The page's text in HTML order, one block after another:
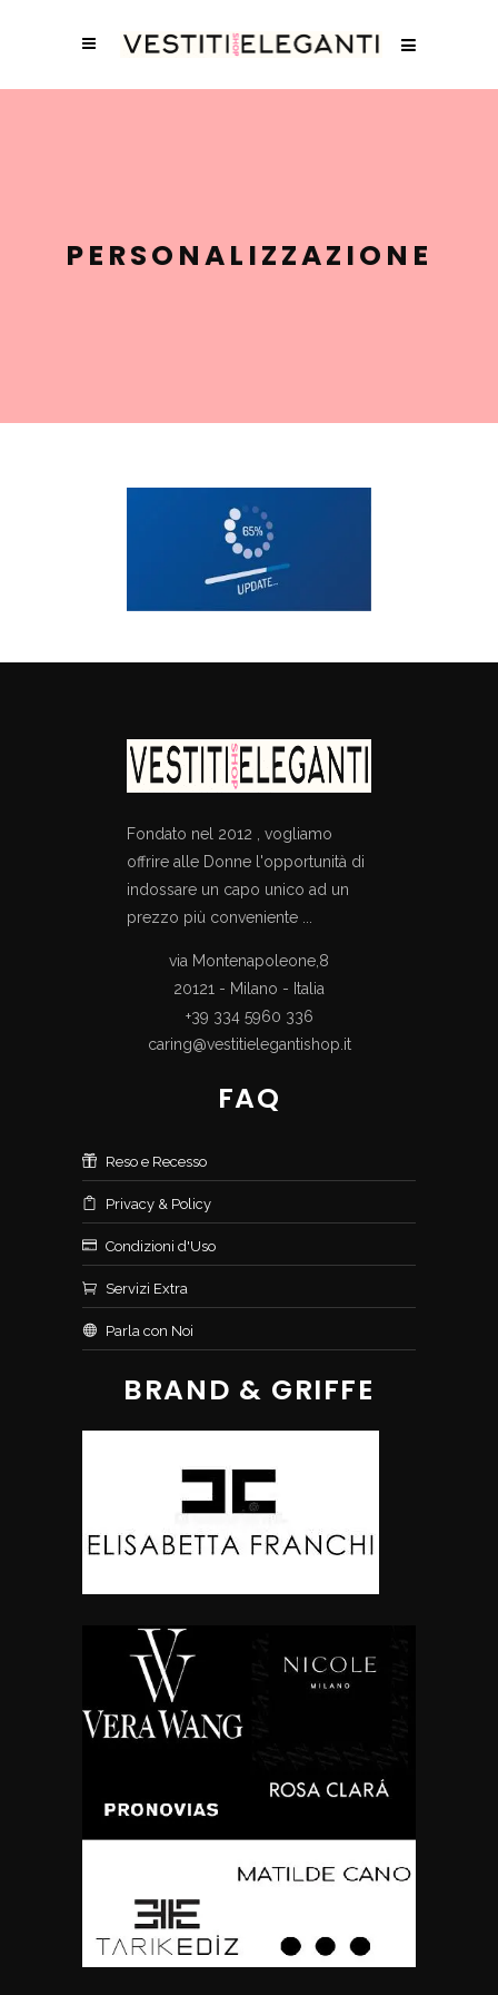
PERSONALIZZAZIONE
Fondato nel 2012 , vogliamo
offrire alle Donne l'opportunità di
indossare un capo unico ad un
prezzo più conveniente ...
via Montenapoleone,8
20121 - Milano - Italia
+39 334 5960 336
caring@vestitielegantishop.it
FAQ
Reso e Recesso
Privacy & Policy
Condizioni d'Uso
Servizi Extra
Parla con Noi
BRAND & GRIFFE